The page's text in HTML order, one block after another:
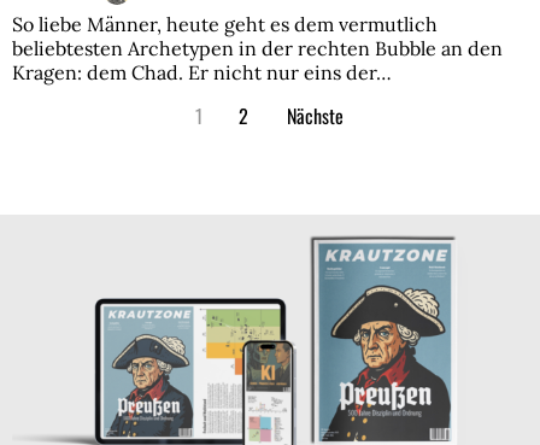
So liebe Männer, heute geht es dem vermutlich
beliebtesten Archetypen in der rechten Bubble an den
Kragen: dem Chad. Er nicht nur eins der…
1 2 Nächste